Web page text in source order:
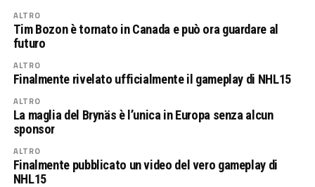
ALTRO
Tim Bozon è tornato in Canada e può ora guardare al
futuro
ALTRO
Finalmente rivelato ufficialmente il gameplay di NHL15
ALTRO
La maglia del Brynäs è l’unica in Europa senza alcun
sponsor
ALTRO
Finalmente pubblicato un video del vero gameplay di
NHL15